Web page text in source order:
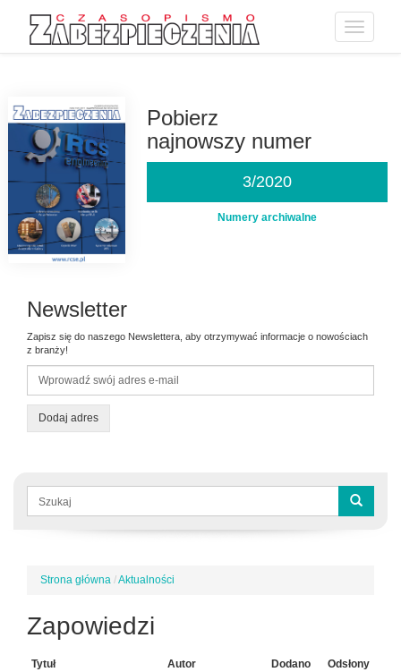
Toggle
Pobierz
najnowszy numer
3/2020
Numery archiwalne
Newsletter
Zapisz się do naszego Newslettera, aby otrzymywać informacje o nowościach
z branży!
Dodaj adres
Formularz
wyszukiwania
Jesteś
Strona główna /Aktualności
Zapowiedzi
Tytuł Autor Dodano Odsłony